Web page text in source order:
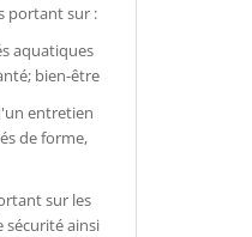
portant sur :
aquatiques
bien-être
entretien
de forme,
sur les
sécurité ainsi